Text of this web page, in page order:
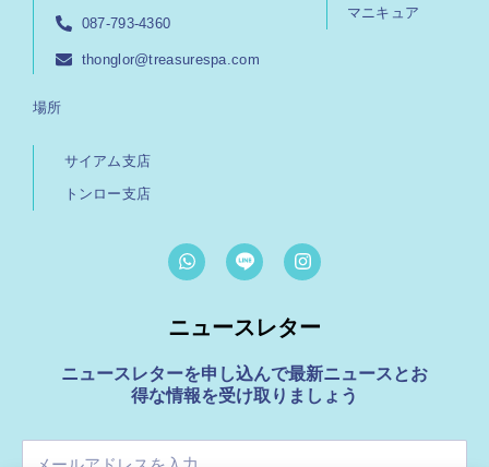
087-793-4360
thonglor@treasurespa.com
マニキュア
場所
サイアム支店
トンロー支店
W
h
a
s
a
p
p
I
n
s
a
r
a
m
ニュースレター
ニュースレターを申し込んで最新ニュースとお
得な情報を受け取りましょう